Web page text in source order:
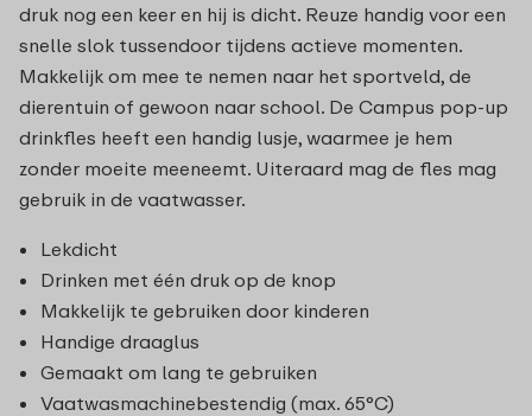
druk nog een keer en hij is dicht. Reuze handig voor een
snelle slok tussendoor tijdens actieve momenten.
Makkelijk om mee te nemen naar het sportveld, de
dierentuin of gewoon naar school. De Campus pop-up
drinkfles heeft een handig lusje, waarmee je hem
zonder moeite meeneemt. Uiteraard mag de fles mag
gebruik in de vaatwasser.
Lekdicht
Drinken met één druk op de knop
Makkelijk te gebruiken door kinderen
Handige draaglus
Gemaakt om lang te gebruiken
Vaatwasmachinebestendig (max. 65°C)